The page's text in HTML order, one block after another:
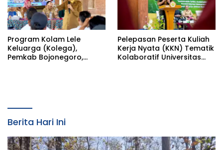
Program Kolam Lele
Keluarga (Kolega),
Pemkab Bojonegoro,
Pelepasan Peserta Kuliah
Kerja Nyata (KKN) Tematik
Kolaboratif Universitas
Berita Hari Ini